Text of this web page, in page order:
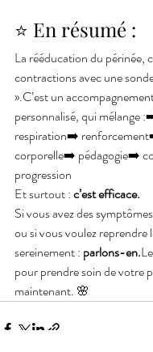
⭐ En résumé :
La rééducation du périnée,
contractions avec une
».C’est un
personnalisé, qui
respiration➡️
corporelle➡️ pédagogie➡️
progression
Et surtout : c’est efficace.
Si vous avez des
ou si vous voulez reprendre
sereinement : parlons-en.
pour prendre soin de votre
maintenant. 🌸